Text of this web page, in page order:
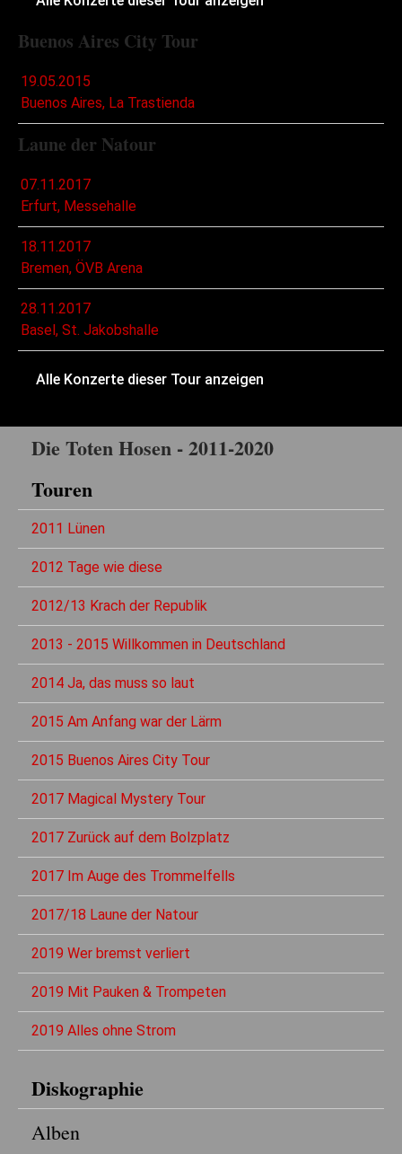
Buenos Aires City Tour
19.05.2015
Buenos Aires, La Trastienda
Laune der Natour
07.11.2017
Erfurt, Messehalle
18.11.2017
Bremen, ÖVB Arena
28.11.2017
Basel, St. Jakobshalle
Alle Konzerte dieser Tour anzeigen
Die Toten Hosen - 2011-2020
Touren
2011 Lünen
2012 Tage wie diese
2012/13 Krach der Republik
2013 - 2015 Willkommen in Deutschland
2014 Ja, das muss so laut
2015 Am Anfang war der Lärm
2015 Buenos Aires City Tour
2017 Magical Mystery Tour
2017 Zurück auf dem Bolzplatz
2017 Im Auge des Trommelfells
2017/18 Laune der Natour
2019 Wer bremst verliert
2019 Mit Pauken & Trompeten
2019 Alles ohne Strom
Diskographie
Alben